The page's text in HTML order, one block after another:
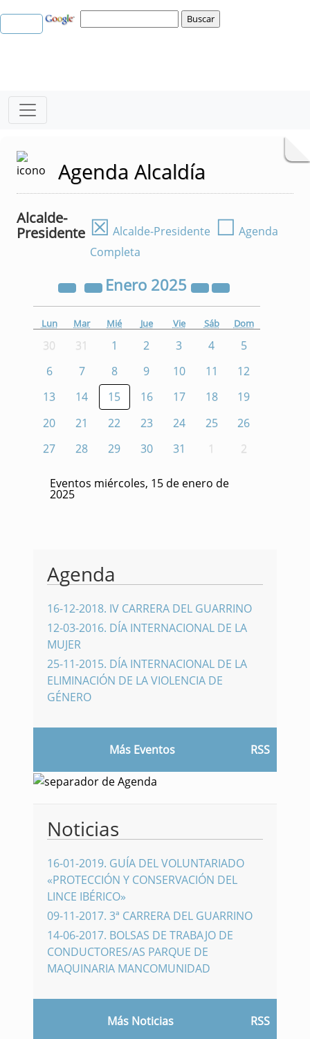
Agenda Alcaldía
Alcalde-
Presidente ☒ Alcalde-Presidente ☐ Agenda
Completa
Enero 2025
Lun Mar Mié Jue Vie Sáb Dom
30 31 1 2 3 4
5
6
7 8 9 10 11
12
13
14 15 16 17 18
19
20
21 22 23 24 25
26
27
28 29 30 31 1 2
Eventos miércoles, 15 de enero de
2025
Agenda
16-12-2018. IV CARRERA DEL GUARRINO
12-03-2016. DÍA INTERNACIONAL DE LA
MUJER
25-11-2015. DÍA INTERNACIONAL DE LA
ELIMINACIÓN DE LA VIOLENCIA DE
GÉNERO
Más Eventos RSS
Noticias
16-01-2019. GUÍA DEL VOLUNTARIADO
«PROTECCIÓN Y CONSERVACIÓN DEL
LINCE IBÉRICO»
09-11-2017. 3ª CARRERA DEL GUARRINO
14-06-2017. BOLSAS DE TRABAJO DE
CONDUCTORES/AS PARQUE DE
MAQUINARIA MANCOMUNIDAD
Más Noticias RSS